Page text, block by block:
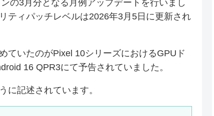
の3月分となる月例アップデートを行いまし
ティパッチレベルは2026年3月5日に更新され
ていたのがPixel 10シリーズにおけるGPUド
16 QPR3にて予告されていました。
に記述されています。